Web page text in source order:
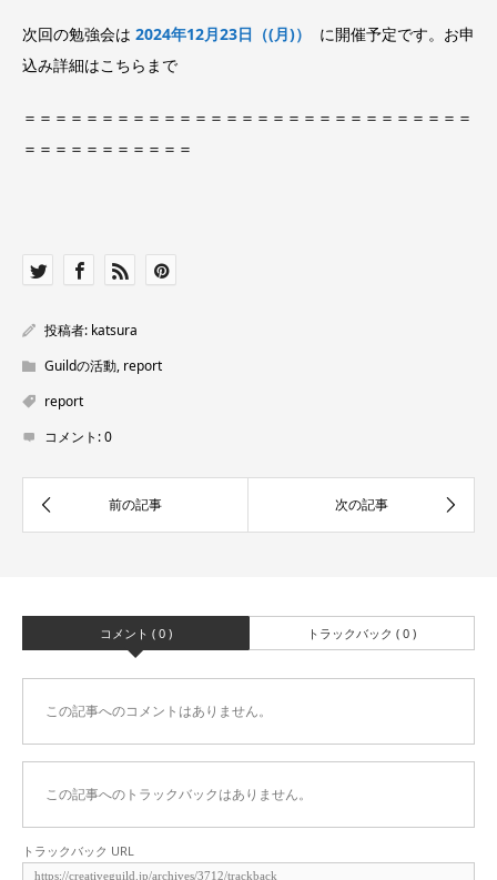
次回の勉強会は 2024年12月23日（(月)）
に開催予定です。お申
込み詳細はこちらまで
＝＝＝＝＝＝＝＝＝＝＝＝＝＝＝＝＝＝＝＝＝＝＝＝＝＝＝＝＝
＝＝＝＝＝＝＝＝＝＝＝
投稿者: katsura
Guildの活動, report
report
コメント:0
コメント ( 0 ) トラックバック ( 0 )
この記事へのコメントはありません。
この記事へのトラックバックはありません。
トラックバック URL